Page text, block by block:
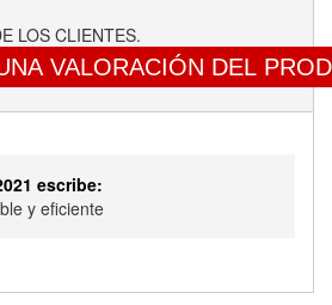
LOS CLIENTES.
VALORACIÓN DEL
escribe:
y eficiente